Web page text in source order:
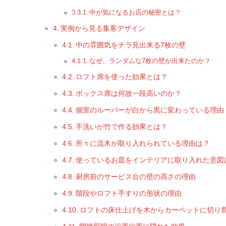
中が気になるお店の秘密とは？
実例から見る集客デザイン
中の雰囲気をチラ見出来る7枚の壁
なぜ、ランダムな7枚の壁が出来たのか？
ロフト席を使った効果とは？
ボックス席は何故一段高いのか？
個室のルーバーが白から黒に変わっている理由
手洗いが竹で作る効果とは？
所々に流木が取り入れられている理由は？
使っているお皿をインテリアに取り入れた意図
厨房前のサービス台の壁の高さの理由
階段やロフト手すりの形状の理由
ロフトの床仕上げを木からカーペットに切り